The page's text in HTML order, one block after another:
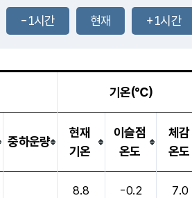
30.7
℃ -mm
-1시간 현재 +1시간
기온(℃)
중하운량
현재
기온
이슬점
온도
체감
온도
8.8 -0.2 7.0